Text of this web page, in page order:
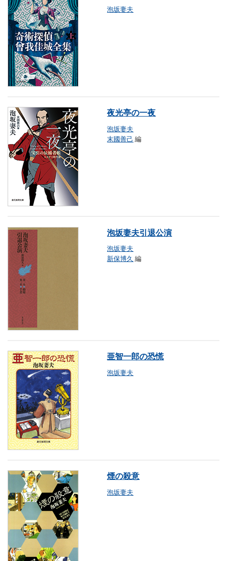
泡坂妻夫
夜光亭の一夜
泡坂妻夫
末國善己 編
泡坂妻夫引退公演
泡坂妻夫
新保博久 編
亜智一郎の恐慌
泡坂妻夫
煙の殺意
泡坂妻夫